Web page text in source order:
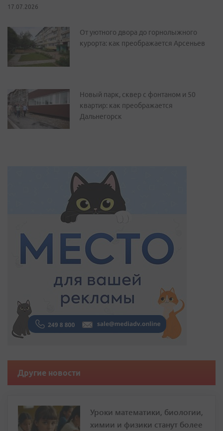
17.07.2026
От уютного двора до горнолыжного
курорта: как преображается Арсеньев
Новый парк, сквер с фонтаном и 50
квартир: как преображается
Дальнегорск
Другие новости
Уроки математики, биологии,
химии и физики станут более